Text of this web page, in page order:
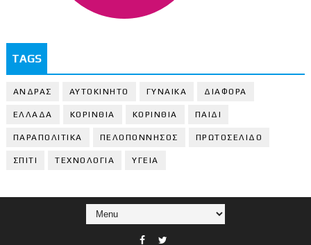
TAGS
ΑΝΔΡΑΣ ΑΥΤΟΚΙΝΗΤΟ ΓΥΝΑΙΚΑ ΔΙΑΦΟΡΑ
ΕΛΛΑΔΑ ΚΟΡΙΝΘΙΑ ΚΟΡΙΝΘΙA ΠΑΙΔΙ
ΠΑΡΑΠΟΛΙΤΙΚΑ ΠΕΛΟΠΟΝΝΗΣΟΣ ΠΡΩΤΟΣΕΛΙΔΟ
ΣΠΙΤΙ ΤΕΧΝΟΛΟΓΙΑ ΥΓΕΙΑ